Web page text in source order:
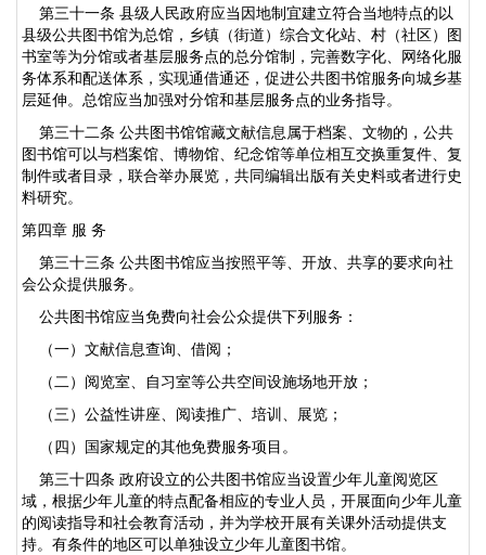
第三十一条 县级人民政府应当因地制宜建立符合当地特点的以
县级公共图书馆为总馆，乡镇（街道）综合文化站、村（社区）图
书室等为分馆或者基层服务点的总分馆制，完善数字化、网络化服
务体系和配送体系，实现通借通还，促进公共图书馆服务向城乡基
层延伸。总馆应当加强对分馆和基层服务点的业务指导。
第三十二条 公共图书馆馆藏文献信息属于档案、文物的，公共
图书馆可以与档案馆、博物馆、纪念馆等单位相互交换重复件、复
制件或者目录，联合举办展览，共同编辑出版有关史料或者进行史
料研究。
第四章 服 务
第三十三条 公共图书馆应当按照平等、开放、共享的要求向社
会公众提供服务。
公共图书馆应当免费向社会公众提供下列服务：
（一）文献信息查询、借阅；
（二）阅览室、自习室等公共空间设施场地开放；
（三）公益性讲座、阅读推广、培训、展览；
（四）国家规定的其他免费服务项目。
第三十四条 政府设立的公共图书馆应当设置少年儿童阅览区
域，根据少年儿童的特点配备相应的专业人员，开展面向少年儿童
的阅读指导和社会教育活动，并为学校开展有关课外活动提供支
持。有条件的地区可以单独设立少年儿童图书馆。